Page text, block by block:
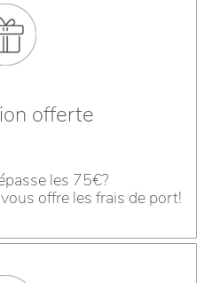
offerte
les 75€?
offre les frais de port!